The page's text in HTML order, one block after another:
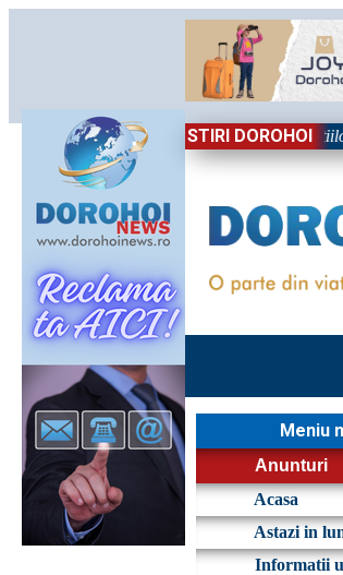
STIRI DOROHOI
Sărbătoare!” – trei zile dedicate tradițiilor,
Meniu
Anunturi
Acasa
Astazi in
Informatii